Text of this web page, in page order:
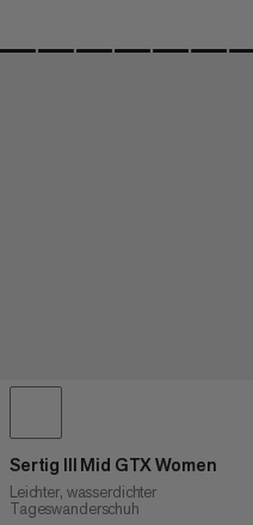
Sertig III Mid GTX Women
Leichter, wasserdichter
Tageswanderschuh